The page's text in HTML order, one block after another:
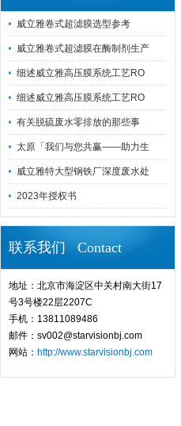
威立雅卷式超滤膜选型参考
威立雅卷式超滤膜在酶制剂生产
细述威立雅高压膜系统工艺RO
细述威立雅高压膜系统工艺RO
有关脱硫废水零排放的那些事
太原「我们与您共赢——助力生
威立雅特大型钢铁厂深度废水处
2023年授权书
联系我们 Contact
地址：北京市海淀区中关村南大街17
号3号楼22层2207C
手机：13811089486
邮件：sv002@starvisionbj.com
网站： http://www.starvisionbj.com